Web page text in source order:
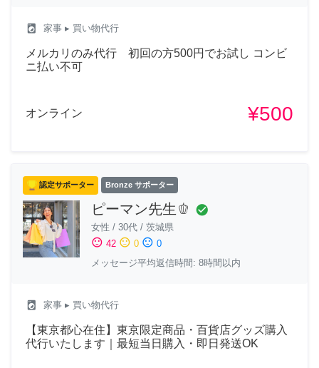
local_laundry_service 家事 ▸ 買い物代行
メルカリのみ代行 初回の方500円でお試し コンビ
ニ払い不可
オンライン ¥500
認定サポーター Bronze サポーター
ピーマン先生🫑 check_circle
女性 / 30代 / 茨城県
sentiment_satisfied 42 sentiment_neutral 0 sentiment_dissatisfied 0
メッセージ平均返信時間: 8時間以内
local_laundry_service 家事 ▸ 買い物代行
【東京都心在住】東京限定商品・百貨店グッズ購入
代行いたします｜最短当日購入・即日発送OK